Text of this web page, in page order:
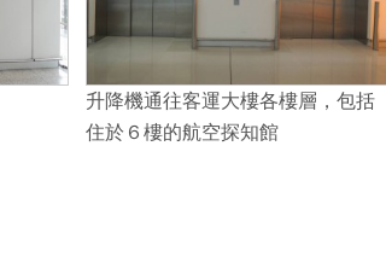
升降機通往客運大樓各樓層，包括
住於６樓的航空探知館